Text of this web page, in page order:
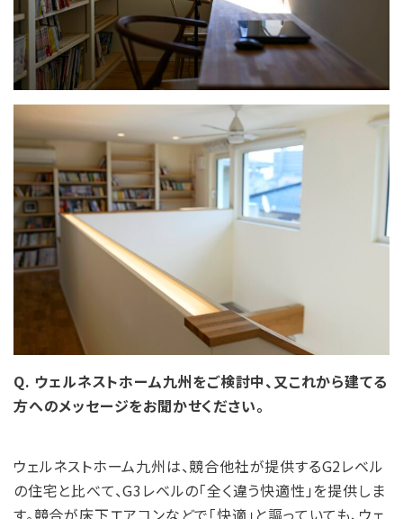
Q. ウェルネストホーム九州をご検討中、又これから建てる
方へのメッセージをお聞かせください。
ウェルネストホーム九州は、競合他社が提供するG2レベル
の住宅と比べて、G3レベルの「全く違う快適性」を提供しま